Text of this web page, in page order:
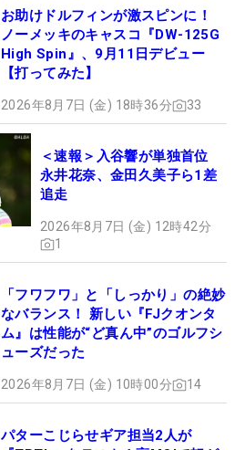
お助けドルフィンが激スピンに！
ノーメッキのキャスコ『DW-125G
High Spin』、9月11日デビュー
【打ってみた】
2026年8月7日 (金) 18時36分 33
＜速報＞入谷響が単独首位
永井花奈、金田久美子ら1差
追走
2026年8月7日 (金) 12時42分
1
「フワフワ」と「しっかり」の絶妙
なバランス！ 新しい『FJクオンタ
ム』は性能が“ど真ん中”のゴルフシ
ューズだった
2026年8月7日 (金) 10時00分 14
パターこじらせギア担当2人が